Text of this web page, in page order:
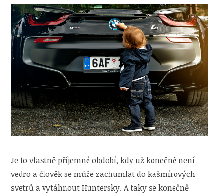
Je to vlastně příjemné období, kdy už konečně není
vedro a člověk se může zachumlat do kašmírových
svetrů a vytáhnout Huntersky. A taky se konečně